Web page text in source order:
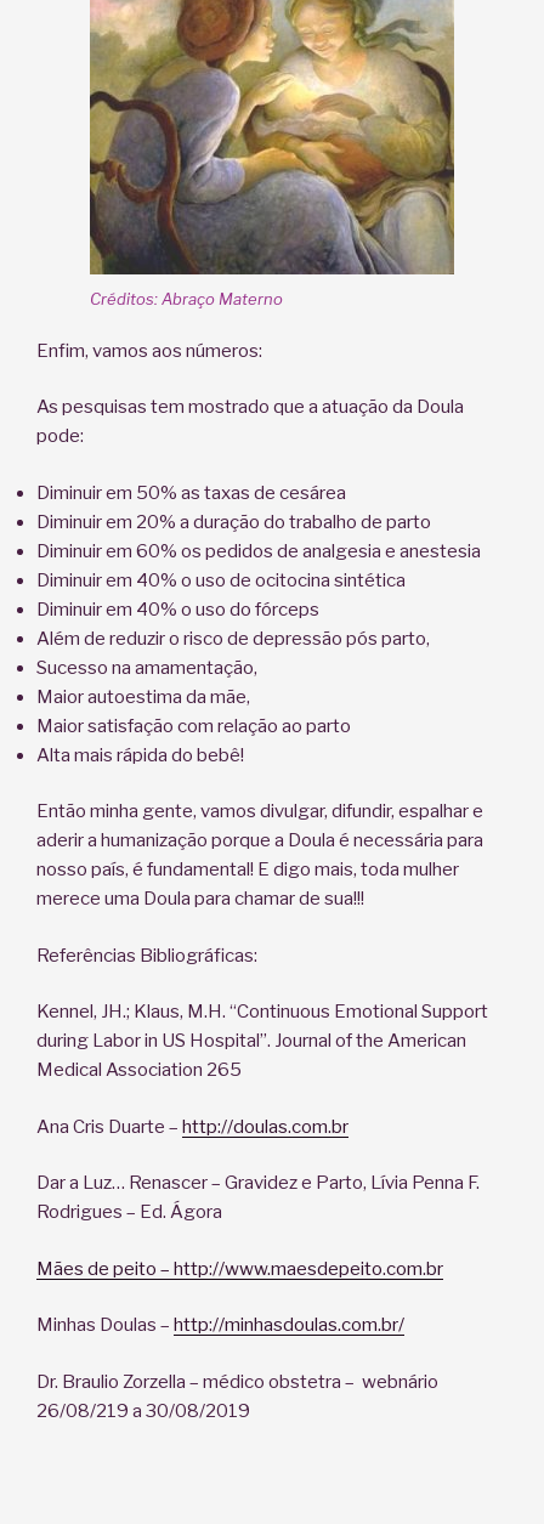
Créditos: Abraço Materno
Enfim, vamos aos números:
As pesquisas tem mostrado que a atuação da Doula
pode:
Diminuir em 50% as taxas de cesárea
Diminuir em 20% a duração do trabalho de parto
Diminuir em 60% os pedidos de analgesia e anestesia
Diminuir em 40% o uso de ocitocina sintética
Diminuir em 40% o uso do fórceps
Além de reduzir o risco de depressão pós parto,
Sucesso na amamentação,
Maior autoestima da mãe,
Maior satisfação com relação ao parto
Alta mais rápida do bebê!
Então minha gente, vamos divulgar, difundir, espalhar e
aderir a humanização porque a Doula é necessária para
nosso país, é fundamental! E digo mais, toda mulher
merece uma Doula para chamar de sua!!!
Referências Bibliográficas:
Kennel, JH.; Klaus, M.H. “Continuous Emotional Support
during Labor in US Hospital”. Journal of the American
Medical Association 265
Ana Cris Duarte – http://doulas.com.br
Dar a Luz… Renascer – Gravidez e Parto, Lívia Penna F.
Rodrigues – Ed. Ágora
Mães de peito – http://www.maesdepeito.com.br
Minhas Doulas – http://minhasdoulas.com.br/
Dr. Braulio Zorzella – médico obstetra – webnário
26/08/219 a 30/08/2019